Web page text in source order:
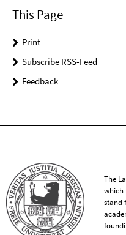
This Page
Print
Subscribe RSS-Feed
Feedback
The
which
stand